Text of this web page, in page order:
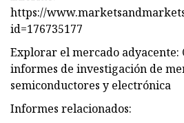
https://
id=176735177
Explorar el mercado adyacente:
informes de investigación de
semiconductores y electrónica
Informes relacionados: